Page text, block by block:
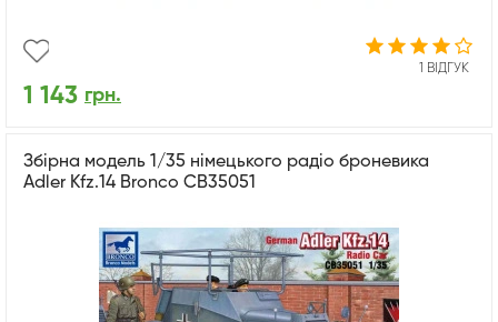
1 ВІДГУК
1 143 грн.
Збірна модель 1/35 німецького радіо броневика
Adler Kfz.14 Bronco CB35051